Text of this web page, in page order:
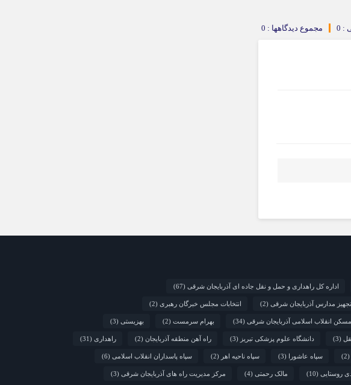
مجموع دیدگاهها : 0 0
اداره کل راهداری و حمل و نقل جاده ای آذربایجان شرقی (67)
مدارس آذربایجان شرقی (2) انتخابات مجلس خبرگان رهبری (2)
مسکن انقلاب اسلامی آذربایجان شرقی (34) بهرام سرمست (2) بهزیستی (3)
(3) دانشگاه علوم پزشکی تبریز (3) راه آهن منطقه آذربایجان (2) راهداری (31)
(2) سپاه عاشورا (3) سپاه ناحیه اهر (2) سپاه پاسداران انقلاب اسلامی (6)
روستایی (10) مالک رحمتی (4) مرکز مدیریت راه های آذربایجان شرقی (3)